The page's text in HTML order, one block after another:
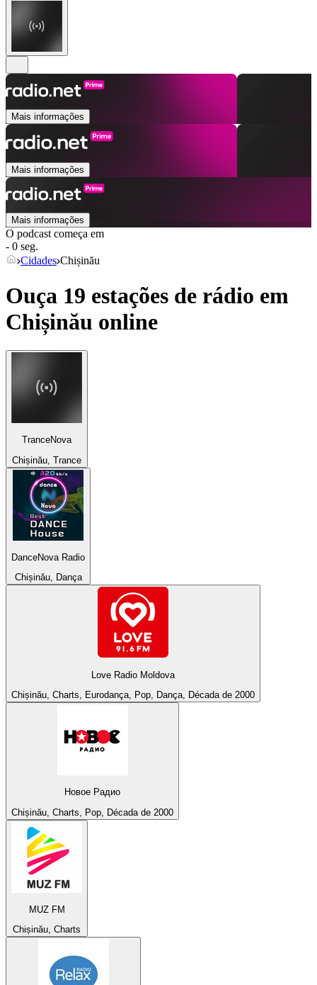
Mais informações
Mais informações
Mais informações
O podcast começa em
- 0 seg.
Cidades Chișinău
Ouça 19 estações de rádio em
Chișinău online
TranceNova
Chișinău, Trance
DanceNova Radio
Chișinău, Dança
Love Radio Moldova
Chișinău, Charts, Eurodança, Pop, Dança, Década de 2000
Новое Радио
Chișinău, Charts, Pop, Década de 2000
MUZ FM
Chișinău, Charts